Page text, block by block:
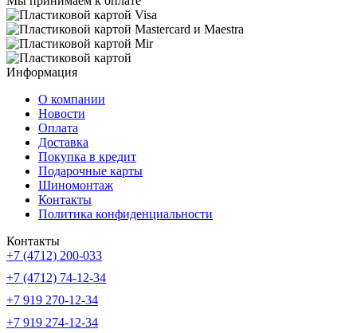
Информация
О компании
Новости
Оплата
Доставка
Покупка в кредит
Подарочные карты
Шиномонтаж
Контакты
Политика конфиденциальности
Контакты
+7 (4712) 200-033
+7 (4712) 74-12-34
+7 919 270-12-34
+7 919 274-12-34